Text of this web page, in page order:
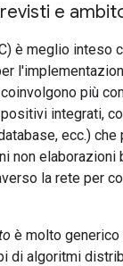
e
è meglio inteso
più
integrati,
ecc.)
non elaborazioni
la rete per
è molto
di algoritmi